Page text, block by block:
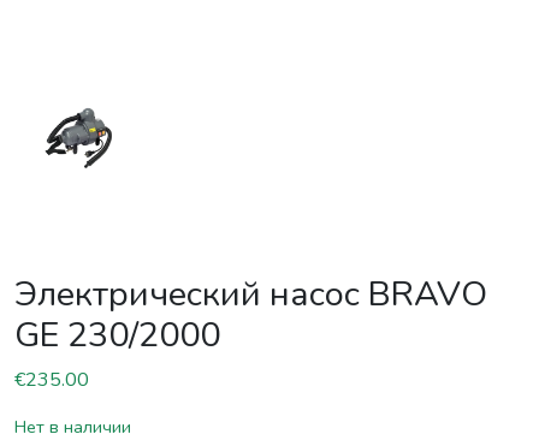
Электрический насос BRAVO
GE 230/2000
€235.00
Нет в наличии